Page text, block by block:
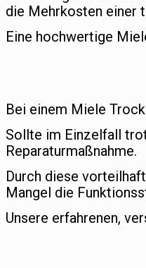
die Mehrkosten einer
Eine hochwertige
Bei einem Miele
Sollte im Einzelfall
Reparaturmaßnahme.
Durch diese
Mangel die
Unsere erfahrenen,